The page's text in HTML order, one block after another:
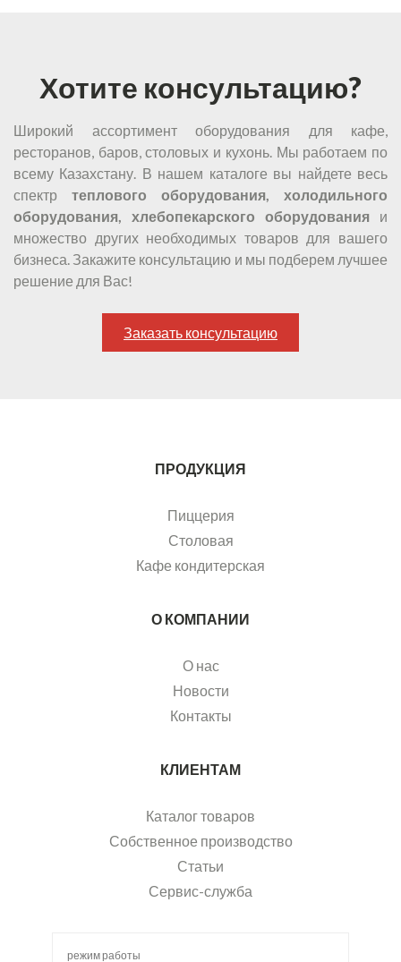
Хотите консультацию?
Широкий ассортимент оборудования для кафе,
ресторанов, баров, столовых и кухонь. Мы работаем по
всему Казахстану. В нашем каталоге вы найдете весь
спектр теплового оборудования, холодильного
оборудования, хлебопекарского оборудования и
множество других необходимых товаров для вашего
бизнеса. Закажите консультацию и мы подберем лучшее
решение для Вас!
Заказать консультацию
ПРОДУКЦИЯ
Пиццерия
Столовая
Кафе кондитерская
О КОМПАНИИ
О нас
Новости
Контакты
КЛИЕНТАМ
Каталог товаров
Собственное производство
Статьи
Сервис-служба
режим работы